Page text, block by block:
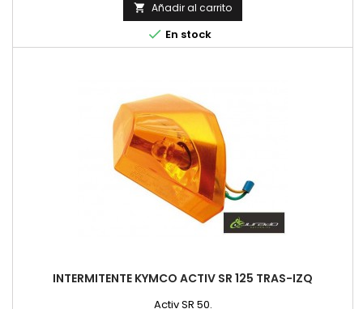
 Añadir al carrito
 En stock
INTERMITENTE KYMCO ACTIV SR 125 TRAS-IZQ
Activ SR 50.